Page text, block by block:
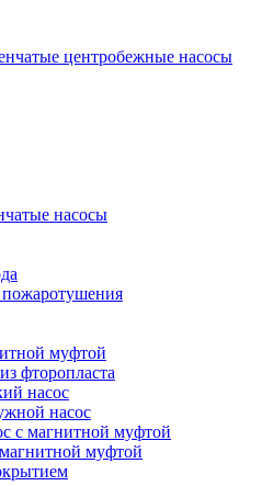
центробежные насосы
насосы
пожаротушения
муфтой
фторопласта
насос
насос
с магнитной муфтой
муфтой